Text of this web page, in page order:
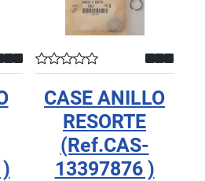
CASE ANILLO
RESORTE
(Ref.CAS-
13397876 )